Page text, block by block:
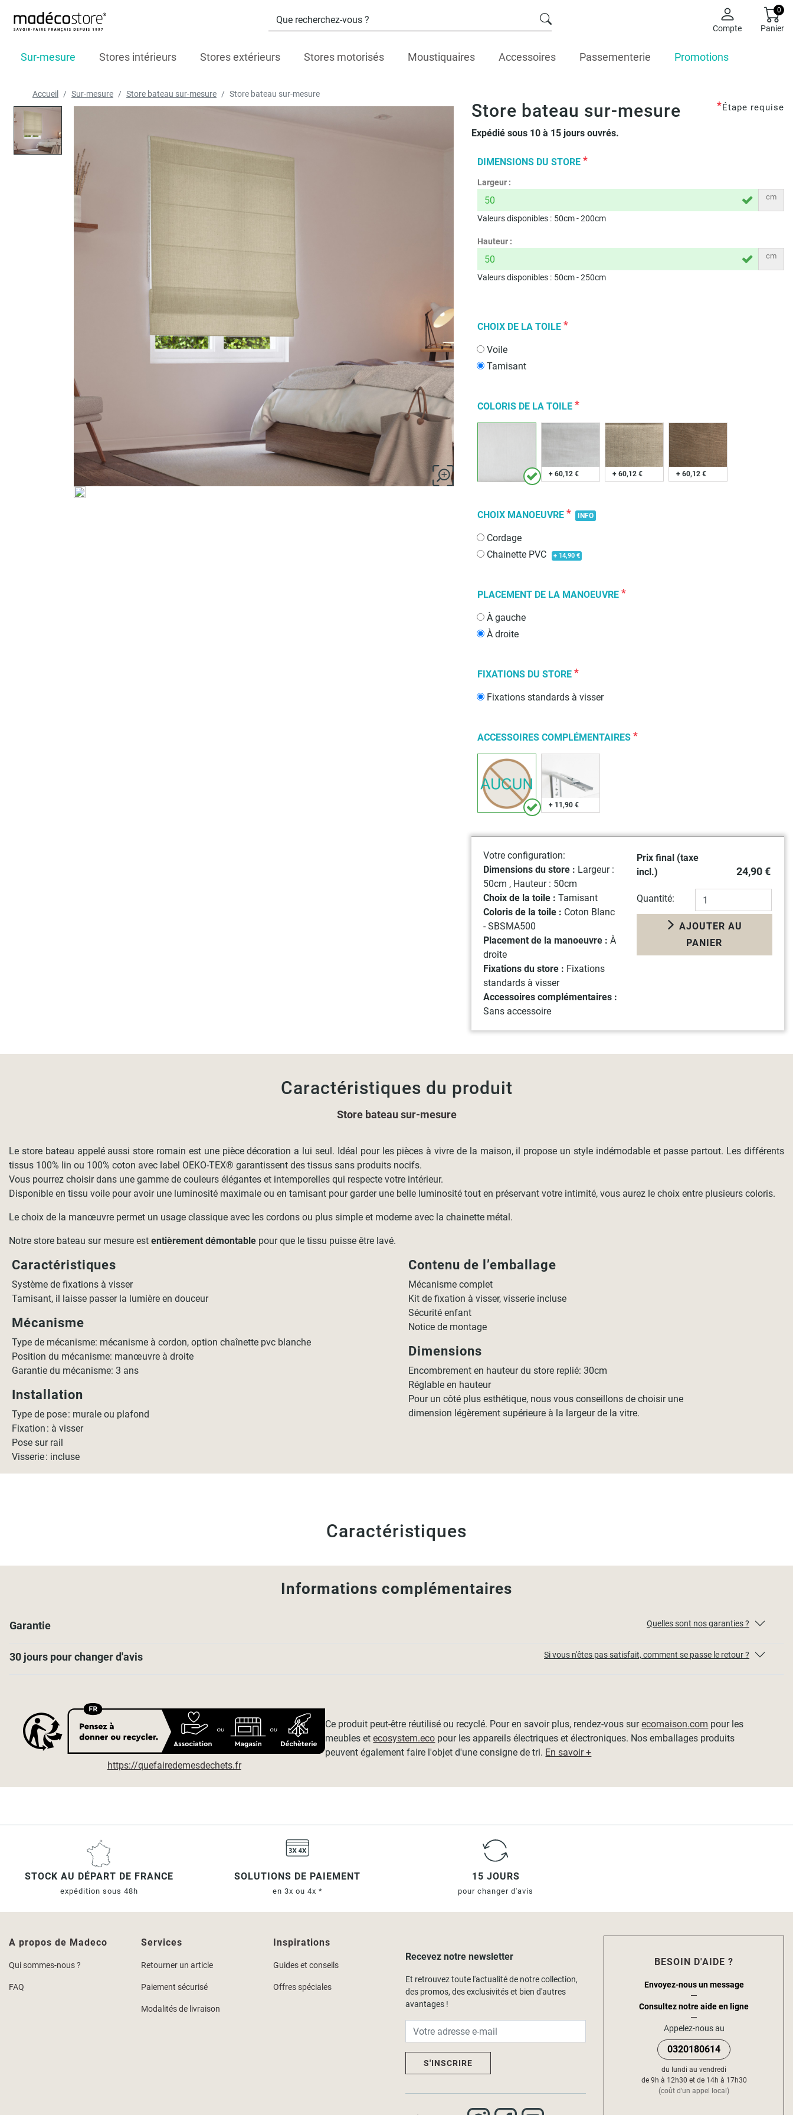
Compte
0
Panier
Sur-mesure Stores intérieurs Stores extérieurs Stores motorisés Moustiquaires Accessoires Passementerie Promotions
Accueil Sur-mesure Store bateau sur-mesure Store bateau sur-mesure
Store bateau sur-mesure *Étape requise
Expédié sous 10 à 15 jours ouvrés.
DIMENSIONS DU STORE *
Largeur :
cm
Valeurs disponibles : 50cm -200cm
Hauteur :
cm
Valeurs disponibles : 50cm -250cm
CHOIX DE LA TOILE *
Voile
Tamisant
COLORIS DE LA TOILE *
+ 60,12 € + 60,12 € + 60,12 €
CHOIX MANOEUVRE * INFO
Cordage
Chainette PVC
+ 14,90 €
PLACEMENT DE LA MANOEUVRE *
À gauche
À droite
FIXATIONS DU STORE *
Fixations standards à visser
ACCESSOIRES COMPLÉMENTAIRES *
+ 11,90 €
Votre configuration:
Dimensions du store : Largeur :
50cm , Hauteur : 50cm
Choix de la toile : Tamisant
Coloris de la toile : Coton Blanc
- SBSMA500
Placement de la manoeuvre : À
droite
Fixations du store : Fixations
standards à visser
Accessoires complémentaires :
Sans accessoire
Prix final (taxe
incl.)
24,90 €
Quantité:
AJOUTER AU
PANIER
Caractéristiques du produit
Store bateau sur-mesure
Le store bateau appelé aussi store romain est une pièce décoration a lui seul. Idéal pour les pièces à vivre de la maison, il propose un style indémodable et passe partout. Les différents
tissus 100% lin ou 100% coton avec label OEKO-TEX® garantissent des tissus sans produits nocifs.
Vous pourrez choisir dans une gamme de couleurs élégantes et intemporelles qui respecte votre intérieur.
Disponible en tissu voile pour avoir une luminosité maximale ou en tamisant pour garder une belle luminosité tout en préservant votre intimité, vous aurez le choix entre plusieurs coloris.
Le choix de la manœuvre permet un usage classique avec les cordons ou plus simple et moderne avec la chainette métal.
Notre store bateau sur mesure est entièrement démontable pour que le tissu puisse être lavé.
Caractéristiques
Système de fixations à visser
Tamisant, il laisse passer la lumière en douceur
Mécanisme
Type de mécanisme: mécanisme à cordon, option chaînette pvc blanche
Position du mécanisme: manœuvre à droite
Garantie du mécanisme: 3 ans
Installation
Type de pose : murale ou plafond
Fixation : à visser
Pose sur rail
Visserie : incluse
Contenu de l’emballage
Mécanisme complet
Kit de fixation à visser, visserie incluse
Sécurité enfant
Notice de montage
Dimensions
Encombrement en hauteur du store replié: 30cm
Réglable en hauteur
Pour un côté plus esthétique, nous vous conseillons de choisir une
dimension légèrement supérieure à la largeur de la vitre.
Caractéristiques
Informations complémentaires
Garantie Quelles sont nos garanties ?
30 jours pour changer d'avis Si vous n'êtes pas satisfait, comment se passe le retour ?
https://quefairedemesdechets.fr
Ce produit peut-être réutilisé ou recyclé. Pour en savoir plus, rendez-vous surecomaison.com pour les
meubles etecosystem.eco pour les appareils électriques et électroniques. Nos emballages produits
peuvent également faire l'objet d'une consigne de tri. En savoir +
STOCK AU DÉPART DE FRANCE
expédition sous 48h
SOLUTIONS DE PAIEMENT
en 3x ou 4x *
15 JOURS
pour changer d'avis
A propos de Madeco
Qui sommes-nous ?
FAQ
Services
Retourner un article
Paiement sécurisé
Modalités de livraison
Inspirations
Guides et conseils
Offres spéciales
Recevez notre newsletter
Et retrouvez toute l'actualité de notre collection,
des promos, des exclusivités et bien d'autres
avantages !
S'INSCRIRE
BESOIN D'AIDE ?
Envoyez-nous un message
Consultez notre aide en ligne
Appelez-nous au
0320180614
du lundi au vendredi
de 9h à 12h30 et de 14h à 17h30
(coût d'un appel local)